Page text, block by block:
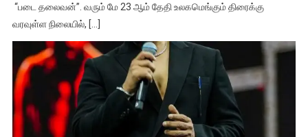
“படை தலைவன்”. வரும் மே 23 ஆம் தேதி உலகமெங்கும் திரைக்கு
வரவுள்ள நிலையில், […]